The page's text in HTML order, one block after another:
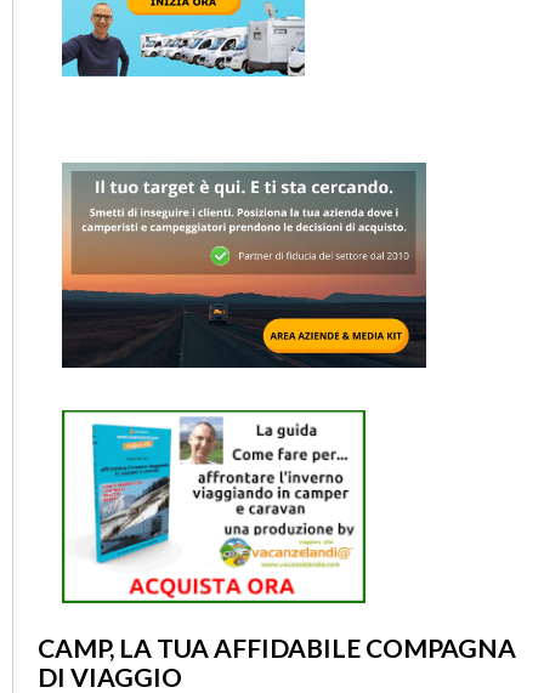
CAMP, LA TUA AFFIDABILE COMPAGNA
DI VIAGGIO